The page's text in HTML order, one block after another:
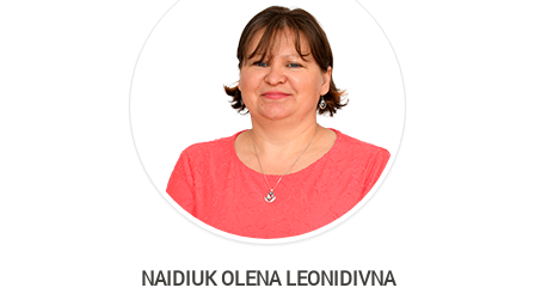
NAIDIUK OLENA LEONIDIVNA